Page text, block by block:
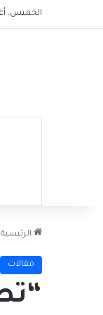
الخميس,
الرئيسية
مقالات